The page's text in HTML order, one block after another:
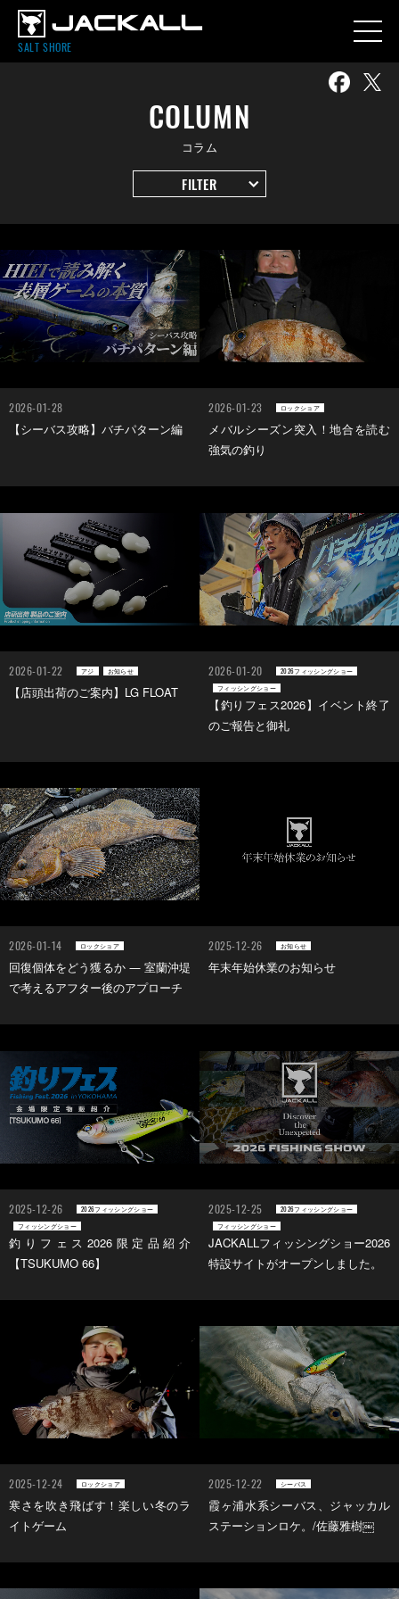
SALT SHORE
COLUMN
コラム
FILTER
2026-01-28
【シーバス攻略】バチパターン編
2026-01-23 ロックショア
メバルシーズン突入！地合を読む
強気の釣り
2026-01-22 アジ お知らせ
【店頭出荷のご案内】LG FLOAT
2026-01-20
2026フィッシングショー
フィッシングショー
【釣りフェス2026】イベント終了
のご報告と御礼
2026-01-14 ロックショア
回復個体をどう獲るか ― 室蘭沖堤
で考えるアフター後のアプローチ
2025-12-26 お知らせ
年末年始休業のお知らせ
2025-12-26
2026フィッシングショー
フィッシングショー
釣りフェス2026限定品紹介
【TSUKUMO 66】
2025-12-25
2026フィッシングショー
フィッシングショー
JACKALLフィッシングショー2026
特設サイトがオープンしました。
2025-12-24 ロックショア
寒さを吹き飛ばす！楽しい冬のラ
イトゲーム
2025-12-22 シーバス
霞ヶ浦水系シーバス、ジャッカル
ステーションロケ。/佐藤雅樹￼